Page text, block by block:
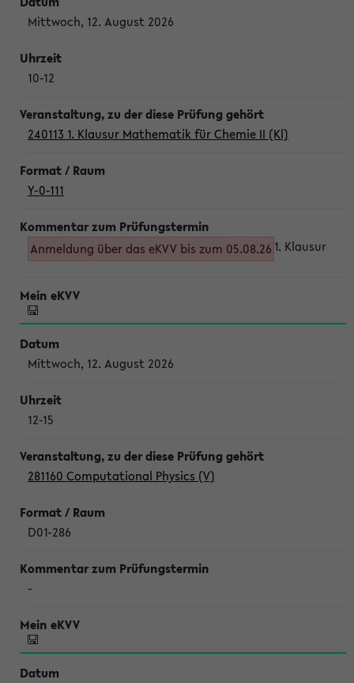
Mittwoch, 12. August 2026
10-12
240113 1. Klausur Mathematik für Chemie II (Kl)
Y-0-111
Anmeldung über das eKVV bis zum 05.08.26 1. Klausur
Mittwoch, 12. August 2026
12-15
281160 Computational Physics (V)
D01-286
-